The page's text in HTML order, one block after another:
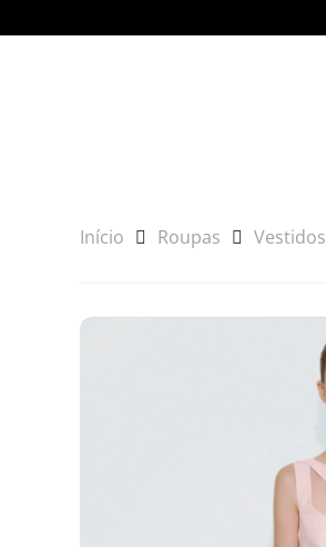
Início Roupas Vestidos